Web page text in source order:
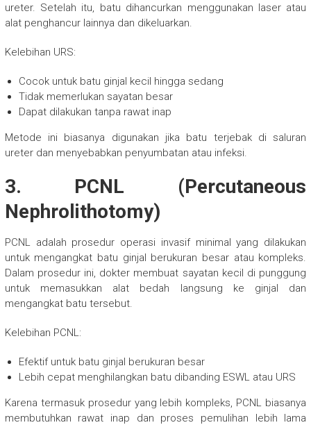
ureter. Setelah itu, batu dihancurkan menggunakan laser atau
alat penghancur lainnya dan dikeluarkan.
Kelebihan URS:
Cocok untuk batu ginjal kecil hingga sedang
Tidak memerlukan sayatan besar
Dapat dilakukan tanpa rawat inap
Metode ini biasanya digunakan jika batu terjebak di saluran
ureter dan menyebabkan penyumbatan atau infeksi.
3. PCNL (Percutaneous
Nephrolithotomy)
PCNL adalah prosedur operasi invasif minimal yang dilakukan
untuk mengangkat batu ginjal berukuran besar atau kompleks.
Dalam prosedur ini, dokter membuat sayatan kecil di punggung
untuk memasukkan alat bedah langsung ke ginjal dan
mengangkat batu tersebut.
Kelebihan PCNL:
Efektif untuk batu ginjal berukuran besar
Lebih cepat menghilangkan batu dibanding ESWL atau URS
Karena termasuk prosedur yang lebih kompleks, PCNL biasanya
membutuhkan rawat inap dan proses pemulihan lebih lama